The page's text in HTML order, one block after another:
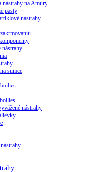
nástrahy na Amury
pasty
nástrahy
nástrahy
sumce
nástrahy